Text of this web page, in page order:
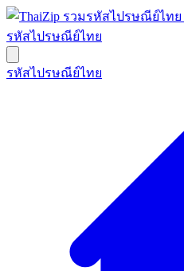
รหัสไปรษณีย์ไทย
รหัสไปรษณีย์ไทย